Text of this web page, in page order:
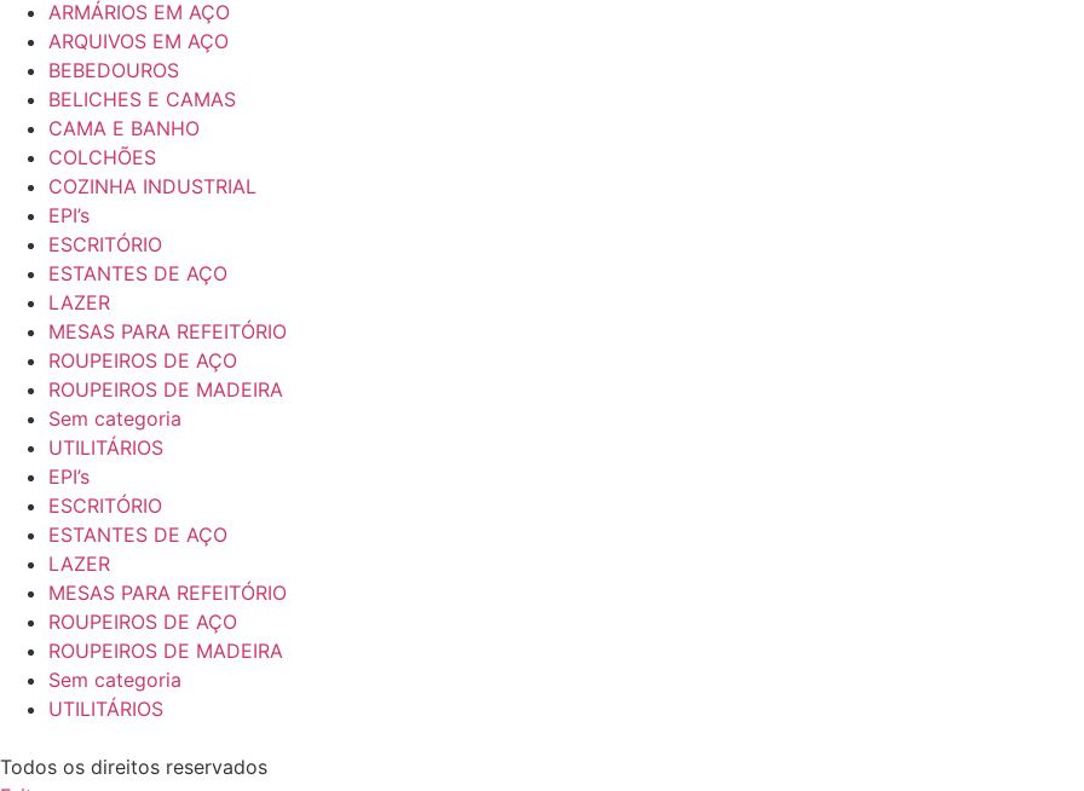
ARMÁRIOS EM AÇO
ARQUIVOS EM AÇO
BEBEDOUROS
BELICHES E CAMAS
CAMA E BANHO
COLCHÕES
COZINHA INDUSTRIAL
EPI’s
ESCRITÓRIO
ESTANTES DE AÇO
LAZER
MESAS PARA REFEITÓRIO
ROUPEIROS DE AÇO
ROUPEIROS DE MADEIRA
Sem categoria
UTILITÁRIOS
EPI’s
ESCRITÓRIO
ESTANTES DE AÇO
LAZER
MESAS PARA REFEITÓRIO
ROUPEIROS DE AÇO
ROUPEIROS DE MADEIRA
Sem categoria
UTILITÁRIOS
Todos os direitos reservados